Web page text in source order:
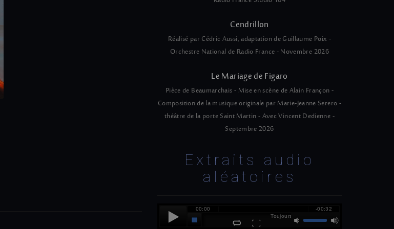
Cendrillon
Réalisé par Cédric Aussi, adaptation de Guillaume Poix -
Orchestre National de Radio France - Novembre 2026
Le Mariage de Figaro
Pièce de Beaumarchais - Mise en scène de Alain Françon -
Composition de la musique originale par Marie-Jeanne Serero -
théâtre de la porte Saint Martin - Avec Vincent Dedienne -
Septembre 2026
Extraits audio
aléatoires
00:00
-00:32
Toujours la Tempête - Polka Grotesque